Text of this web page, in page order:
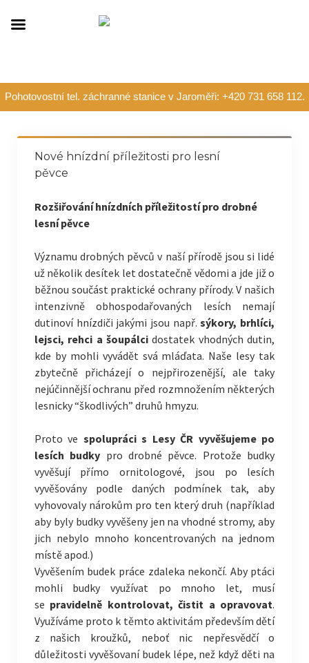
Pohotovostní tel. záchranné stanice v Jaroměři: +420 731 658 112.
Nové hnízdní příležitosti pro lesní
pěvce
Rozšiřování hnízdních příležitostí pro drobné
lesní pěvce
Významu drobných pěvců v naší přírodě jsou si lidé
už několik desítek let dostatečně vědomi a jde již o
běžnou součást praktické ochrany přírody. V našich
intenzivně obhospodařovaných lesích nemají
dutinoví hnízdiči jakými jsou např.sýkory, brhlíci,
lejsci, rehci a šoupálci dostatek vhodných dutin,
kde by mohli vyvádět svá mláďata. Naše lesy tak
zbytečně přicházejí o nejpřirozenější, ale taky
nejúčinnější ochranu před rozmnožením některých
lesnicky “škodlivých” druhů hmyzu.
Proto ve spolupráci s Lesy ČR vyvěšujeme po
lesích budky pro drobné pěvce. Protože budky
vyvěšují přímo ornitologové, jsou po lesích
vyvěšovány podle daných podmínek tak, aby
vyhovovaly nárokům pro ten který druh (například
aby byly budky vyvěšeny jen na vhodné stromy, aby
jich nebylo mnoho koncentrovaných na jednom
místě apod.)
Vyvěšením budek práce zdaleka nekončí. Aby ptáci
mohli budky využívat po mnoho let, musí
se pravidelně kontrolovat, čistit a opravovat.
Využíváme proto k těmto aktivitám především dětí
z našich kroužků, neboť nic nepřesvědčí o
důležitosti vyvěšovaní budek lépe, než když děti na